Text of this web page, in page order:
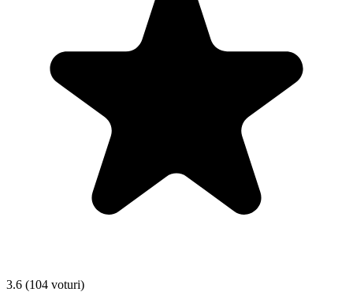
3.6 (104 voturi)